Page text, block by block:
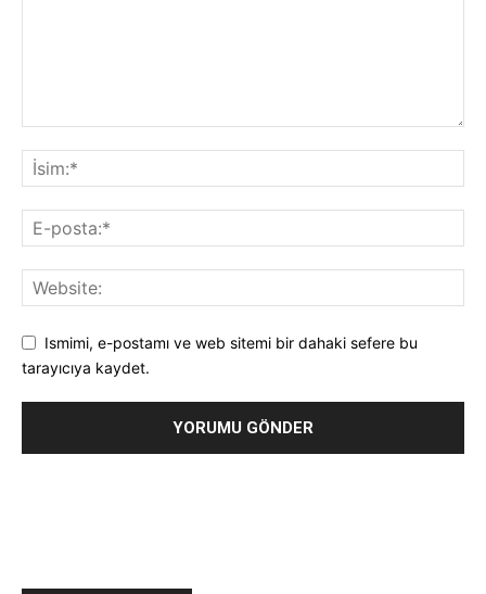
Ismimi, e-postamı ve web sitemi bir dahaki sefere bu
tarayıcıya kaydet.